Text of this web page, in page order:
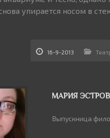
упирается носом в
16-9-2013
МАРИЯ
Выпускница